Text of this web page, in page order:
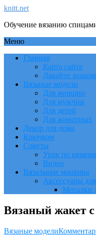
knitt.net
Обучение вязанию
Меню
Главная
Карта сайта
Давайте
Вязаные модели
Для женщин
Для мужчин
Для детей
Для животных
Декор для дома
Крючком
Советы
Урок по
Видео
Вязальные машины
Аксессуары
Моталки
Вязаный жакет
Вязаные модели